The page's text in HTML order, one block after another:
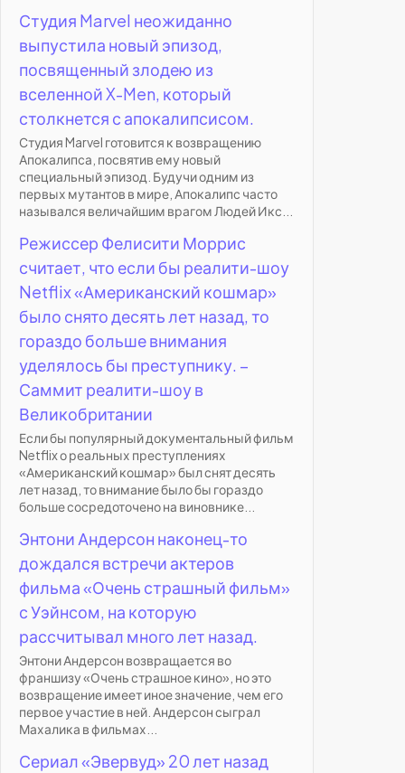
Студия Marvel неожиданно
выпустила новый эпизод,
посвященный злодею из
вселенной X-Men, который
столкнется с апокалипсисом.
Студия Marvel готовится к возвращению
Апокалипса, посвятив ему новый
специальный эпизод. Будучи одним из
первых мутантов в мире, Апокалипс часто
назывался величайшим врагом Людей Икс...
Режиссер Фелисити Моррис
считает, что если бы реалити-шоу
Netflix «Американский кошмар»
было снято десять лет назад, то
гораздо больше внимания
уделялось бы преступнику. –
Саммит реалити-шоу в
Великобритании
Если бы популярный документальный фильм
Netflix о реальных преступлениях
«Американский кошмар» был снят десять
лет назад, то внимание было бы гораздо
больше сосредоточено на виновнике...
Энтони Андерсон наконец-то
дождался встречи актеров
фильма «Очень страшный фильм»
с Уэйнсом, на которую
рассчитывал много лет назад.
Энтони Андерсон возвращается во
франшизу «Очень страшное кино», но это
возвращение имеет иное значение, чем его
первое участие в ней. Андерсон сыграл
Махалика в фильмах...
Сериал «Эвервуд» 20 лет назад